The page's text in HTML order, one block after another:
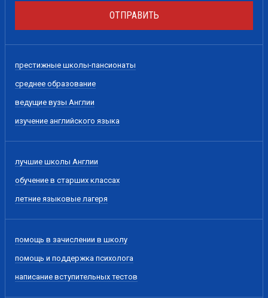
ОТПРАВИТЬ
престижные школы-пансионаты
среднее образование
ведущие вузы Англии
изучение английского языка
лучшие школы Англии
обучение в старших классах
летние языковые лагеря
помощь в зачислении в школу
помощь и поддержка психолога
написание вступительных тестов